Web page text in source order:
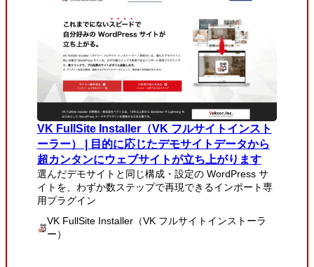
VK FullSite Installer（VK フルサイトインスト
ーラー） | 目的に応じたデモサイトデータから
超カンタンにウェブサイトが立ち上がります
選んだデモサイトと同じ構成・設定の WordPress サ
イトを、わずか数ステップで再現できるインポート専
用プラグイン
VK FullSite Installer（VK フルサイトインストーラ
ー）